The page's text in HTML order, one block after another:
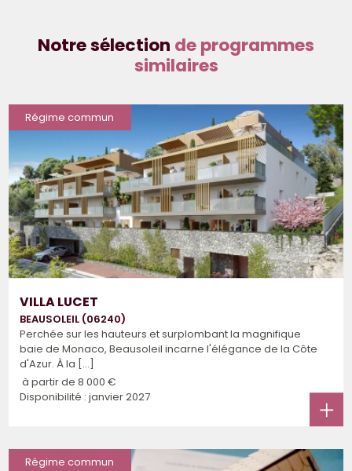
Notre sélection de programmes
similaires
Régime commun
VILLA LUCET
BEAUSOLEIL (06240)
Perchée sur les hauteurs et surplombant la magnifique
baie de Monaco, Beausoleil incarne l'élégance de la Côte
d'Azur. À la [...]
à partir de 8 000 €
Disponibilité : janvier 2027
Régime commun